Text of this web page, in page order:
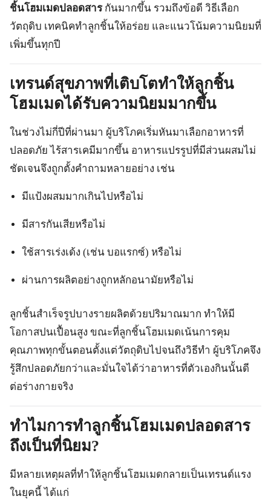
ชิ้นโฮมเมดปลอดสารกันมากขึ้น รวมถึงข้อดี วิธีเลือก
วัตถุดิบ เทคนิคทำลูกชิ้นให้อร่อย และแนวโน้มความนิยมที่
เพิ่มขึ้นทุกปี
เทรนด์สุขภาพที่เติบโตทำให้ลูกชิ้น
โฮมเมดได้รับความนิยมมากขึ้น
ในช่วงไม่กี่ปีที่ผ่านมา ผู้บริโภคเริ่มหันมาเลือกอาหารที่
ปลอดภัย ไร้สารเคมีมากขึ้น อาหารแปรรูปที่มีส่วนผสมไม่
ชัดเจนจึงถูกตั้งคำถามหลายอย่าง เช่น
มีแป้งผสมมากเกินไปหรือไม่
มีสารกันเสียหรือไม่
ใช้สารเร่งเด้ง (เช่น บอแรกซ์) หรือไม่
ผ่านการผลิตอย่างถูกหลักอนามัยหรือไม่
ลูกชิ้นสำเร็จรูปบางรายผลิตด้วยปริมาณมาก ทำให้มี
โอกาสปนเปื้อนสูง ขณะที่ลูกชิ้นโฮมเมดเน้นการคุม
คุณภาพทุกขั้นตอนตั้งแต่วัตถุดิบไปจนถึงวิธีทำ ผู้บริโภคจึง
รู้สึกปลอดภัยกว่าและมั่นใจได้ว่าอาหารที่ตัวเองกินนั้นดี
ต่อร่างกายจริง
ทำไมการทำลูกชิ้นโฮมเมดปลอดสาร
ถึงเป็นที่นิยม?
มีหลายเหตุผลที่ทำให้ลูกชิ้นโฮมเมดกลายเป็นเทรนด์แรง
ในยุคนี้ ได้แก่